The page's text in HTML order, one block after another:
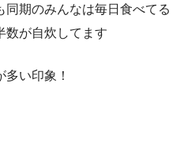
期のみんなは毎日食べてる
数が自炊してます
い印象！